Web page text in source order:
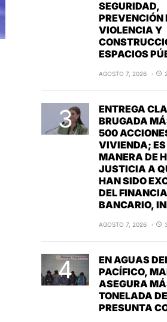
SEGURIDAD,
PREVENCIÓN
VIOLENCIA Y
ESPACIOS
AGOSTO 7, 2026
ENTREGA
BRUGADA
500
VIVIENDA;
MANERA DE
JUSTICIA A
HAN SIDO
DEL
BANCARIO,
AGOSTO 7, 2026
EN AGUAS
PACÍFICO,
ASEGURA
TONELADA DE
PRESUNTA